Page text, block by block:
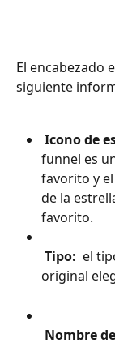
El encabezado
siguiente
Icono de
funnel es
favorito y
de la
favorito.
Tipo: el
original
Nombre